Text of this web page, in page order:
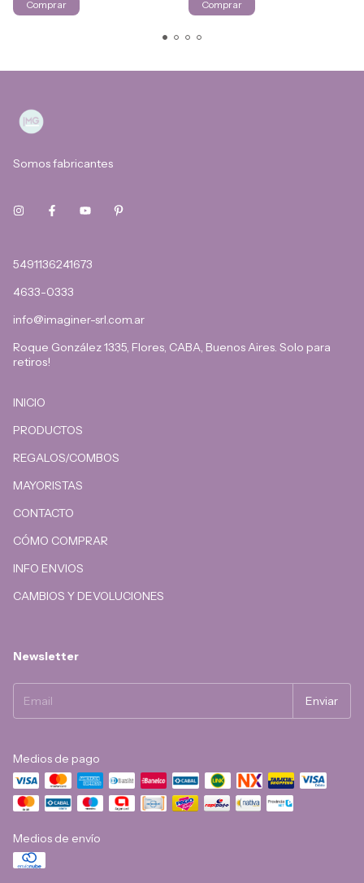
Somos fabricantes
5491136241673
4633-0333
info@imaginer-srl.com.ar
Roque González 1335, Flores, CABA, Buenos Aires. Solo para
retiros!
INICIO
PRODUCTOS
REGALOS/COMBOS
MAYORISTAS
CONTACTO
CÓMO COMPRAR
INFO ENVIOS
CAMBIOS Y DEVOLUCIONES
Newsletter
Medios de pago
Medios de envío